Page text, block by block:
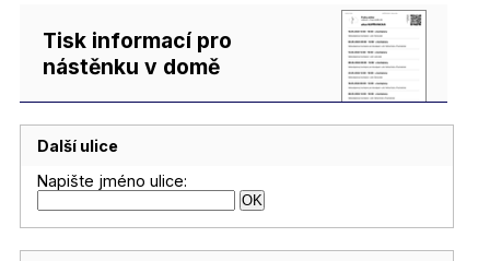
Tisk informací pro
nástěnku v domě
Další ulice
Napište jméno ulice: